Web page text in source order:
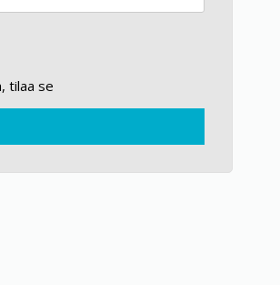
tilaa se